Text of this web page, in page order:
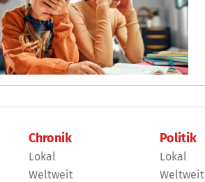
Chronik
Lokal
Weltweit
Politik
Lokal
Weltweit